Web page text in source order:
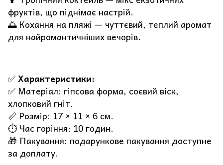
фруктів, що піднімає настрій.
🌅 Кохання на пляжі — чуттєвий, теплий аромат
для найромантичніших вечорів.
✅Характеристики:
✅ Матеріал: гіпсова форма, соєвий віск,
хлопковий гніт.
📏 Розмір: 17 × 11 × 6 см.
⏱ Час горіння: 10 годин.
🎁 Пакування: подарункове пакування доступне
за доплату.